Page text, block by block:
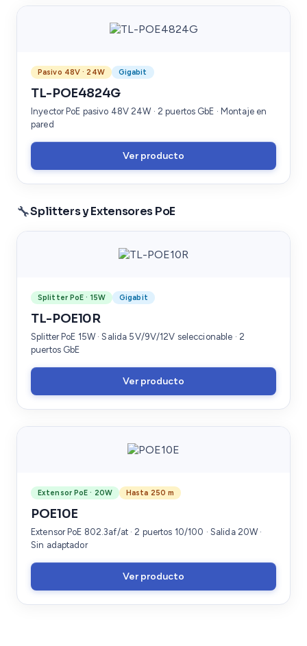
Pasivo 48V · 24W Gigabit
TL-POE4824G
Inyector PoE pasivo 48V 24W · 2 puertos GbE · Montaje en
pared
Ver producto
🔧Splitters y Extensores PoE
Splitter PoE · 15W Gigabit
TL-POE10R
Splitter PoE 15W · Salida 5V/9V/12V seleccionable · 2
puertos GbE
Ver producto
Extensor PoE · 20W Hasta 250 m
POE10E
Extensor PoE 802.3af/at · 2 puertos 10/100 · Salida 20W ·
Sin adaptador
Ver producto